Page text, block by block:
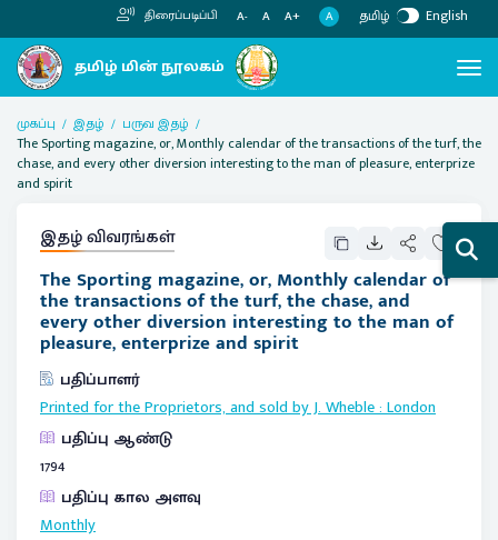
திரைப்படிப்பி A- A A+ A தமிழ் English
முகப்பு இதழ்
பருவ இதழ்
The Sporting magazine, or, Monthly calendar of the transactions of the turf, the
chase, and every other diversion interesting to the man of pleasure, enterprize
and spirit
இதழ் விவரங்கள்
The Sporting magazine, or, Monthly calendar of
the transactions of the turf, the chase, and
every other diversion interesting to the man of
pleasure, enterprize and spirit
பதிப்பாளர்
Printed for the Proprietors, and sold by J. Wheble:London
பதிப்பு ஆண்டு
1794
பதிப்பு கால அளவு
Monthly